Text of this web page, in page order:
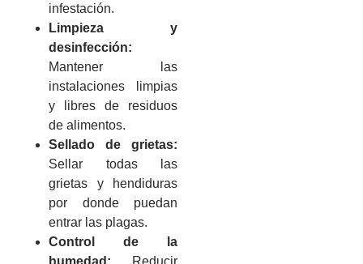
infestación.
Limpieza y
desinfección:
Mantener las
instalaciones limpias
y libres de residuos
de alimentos.
Sellado de grietas:
Sellar todas las
grietas y hendiduras
por donde puedan
entrar las plagas.
Control de la
humedad: Reducir